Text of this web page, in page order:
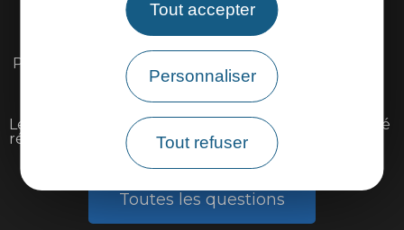
Tout accepter
Personnaliser
Tout refuser
Existe il une carte détaillée du parcours ?
Peut-on louer ou réparer son vélo sur l'itinéraire ?
Peut-on faire la Via Ardèche avec des enfants ?
Le parcours est il accessible aux personnes à mobilité
réduite ?
Toutes les questions